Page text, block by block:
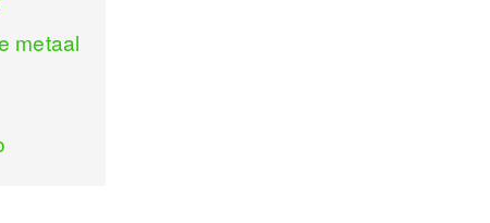
metaal